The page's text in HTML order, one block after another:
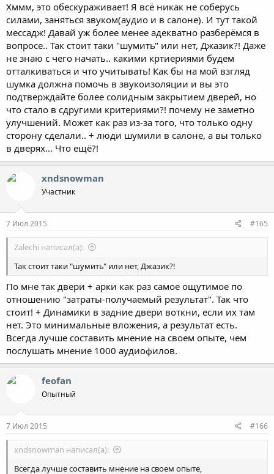
Разницы во время езды нет ВООБЩЕ. Т.е. ни капельки, даже на
уровне самовнушения. Как было, так и осталось. Левая
половина не звучит тише, чем правая (незашумленная). И даже
звук из динамиков не стал лучше.
Слон на уши мне не наступал. Некоторое время я довольно
долго был связан со звукозаписью.
Мне кажется, что занятие абсолютно бесполезное. Если
почитать в интернете, то становится ясно, что многие тихие
автомобили более совершенны конструктивно. Ну, например,
подвеска макферсона в принципе тем и известна, что более
шумна. Точнее, передает больше шумов на кузов.
У моих родителей сивик с многорычажкой и он действительно
Хммм, это обескураживает! Я всё никак не соберусь
силами, заняться звуком(аудио и в салоне). И тут такой
мессадж! Давай уж более менее адекватно разберёмся в
вопросе.. Так стоит таки "шумить" или нет, Джазик?! Даже
не знаю с чего начать.. какими кртиериями будем
отталкиваться и что учитывать! Как бы на мой взгляд
шумка должна помочь в звукоизоляции и вы это
подтверждайте более солидным закрытием дверей, но
что стало в сдругими критериями?! почему не заметно
улучшений. Может как раз из-за того, что только одну
сторону сделали.. + люди шумили в салоне, а вы только
в дверях... Что ещё?!
xndsnowman
Участник
7 Июл 2015 #165
Zalechi написал(а):
Так стоит таки "шумить" или нет, Джазик?!
По мне так двери + арки как раз самое ощутимое по
отношению "затраты-получаемый результат". Так что
стоит! + Динамики в задние двери воткни, если их там
нет. Это минимальные вложения, а результат есть.
Всегда лучше составить мнение на своем опыте, чем
послушать мнение 1000 аудиофилов.
feofan
Опытный
7 Июл 2015 #166
xndsnowman написал(а):
Всегда лучше составить мнение на своем опыте,